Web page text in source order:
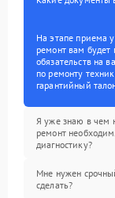
На этапе приема
ремонт вам будет
обязательств на
по ремонту
гарантийный
Я уже знаю в чем
ремонт
диагностику?
Мне нужен
сделать?